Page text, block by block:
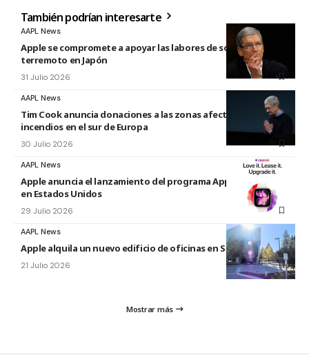
También podrían interesarte
AAPL News
Apple se compromete a apoyar las labores de socorro tras el
terremoto en Japón
31 Julio 2026
AAPL News
Tim Cook anuncia donaciones a las zonas afectadas por los
incendios en el sur de Europa
30 Julio 2026
AAPL News
Apple anuncia el lanzamiento del programa Apple Upgrade
en Estados Unidos
29 Julio 2026
AAPL News
Apple alquila un nuevo edificio de oficinas en Sunnyvale
21 Julio 2026
Mostrar más